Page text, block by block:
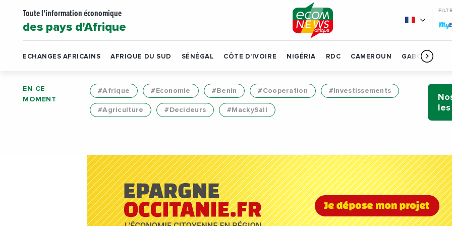
Toute l'information économique
des pays d'Afrique My
ECHANGES AFRICAINS AFRIQUE DU SUD SÉNÉGAL CÔTE D'IVOIRE NIGÉRIA RDC CAMEROUN GABON
EN CE
MOMENT
#Afrique #Economie #Benin #Cooperation #Investissements
#Agriculture #Decideurs #MackySall